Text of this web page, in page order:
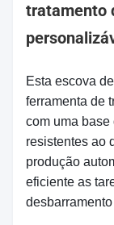
tratamento
Esta escova
ferramenta de
com uma base
resistentes ao
produção
eficiente as